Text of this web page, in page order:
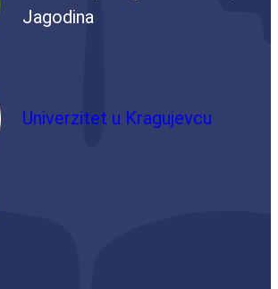
Jagodina
Univerzitet u Kragujevcu